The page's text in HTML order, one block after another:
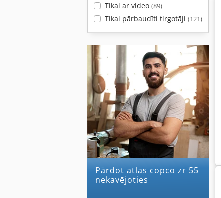
Tikai ar video (89)
Tikai pārbaudīti tirgotāji (121)
Pārdot atlas copco zr 55
nekavējoties